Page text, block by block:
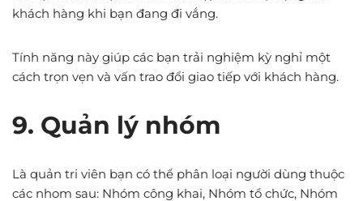
khách hàng khi bạn đang đi vắng.
Tính năng này giúp các bạn trải nghiệm kỳ nghỉ một
cách trọn vẹn và vấn trao đổi giao tiếp với khách hàng.
9. Quản lý nhóm
Là quản tri viên bạn có thể phân loại người dùng thuộc
các nhom sau: Nhóm công khai, Nhóm tổ chức, Nhóm